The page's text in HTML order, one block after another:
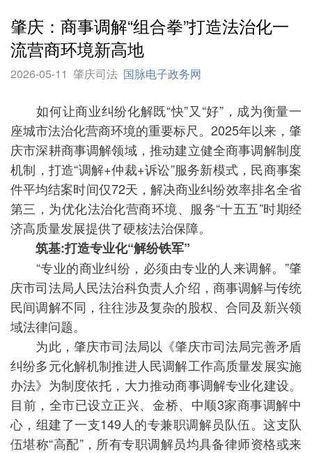
肇庆：商事调解“组合拳”打造法治化一
流营商环境新高地
2026-05-11 肇庆司法 国脉电子政务网
如何让商业纠纷化解既“快”又“好”，成为衡量一
座城市法治化营商环境的重要标尺。2025年以来，肇
庆市深耕商事调解领域，推动建立健全商事调解制度
机制，打造“调解+仲裁+诉讼”服务新模式，民商事案
件平均结案时间仅72天，解决商业纠纷效率排名全省
第三，为优化法治化营商环境、服务“十五五”时期经
济高质量发展提供了硬核法治保障。
筑基:打造专业化“解纷铁军”
“专业的商业纠纷，必须由专业的人来调解。”肇
庆市司法局人民法治科负责人介绍，商事调解与传统
民间调解不同，往往涉及复杂的股权、合同及新兴领
域法律问题。
为此，肇庆市司法局以《肇庆市司法局完善矛盾
纠纷多元化解机制推进人民调解工作高质量发展实施
办法》为制度依托，大力推动商事调解专业化建设。
目前，全市已设立正兴、金桥、中顺3家商事调解中
心，组建了一支149人的专兼职调解员队伍。这支队
伍堪称“高配”，所有专职调解员均具备律师资格或来